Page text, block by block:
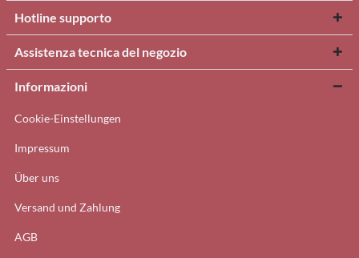
Hotline supporto
Assistenza tecnica del negozio
Informazioni
Cookie-Einstellungen
Impressum
Über uns
Versand und Zahlung
AGB